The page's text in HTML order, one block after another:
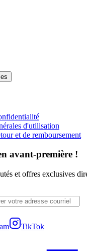
d'utilisation
et de remboursement
avant-première !
et offres exclusives
TikTok